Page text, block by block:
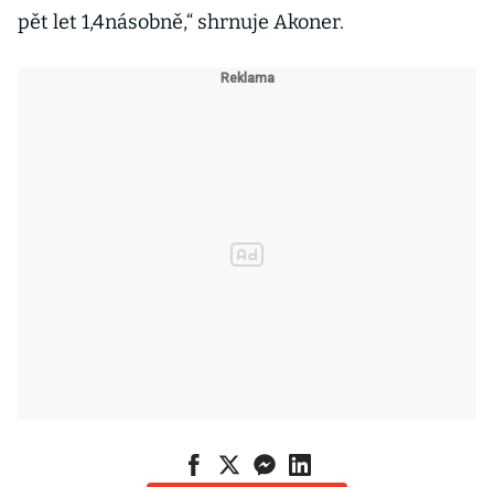
pět let 1,4násobně,“ shrnuje Akoner.